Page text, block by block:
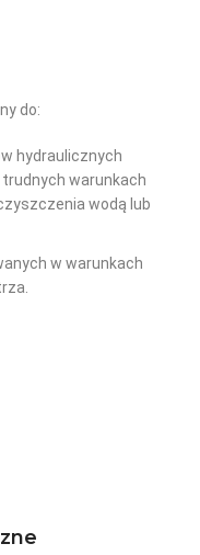
do:
hydraulicznych
warunkach
wodą lub
w warunkach